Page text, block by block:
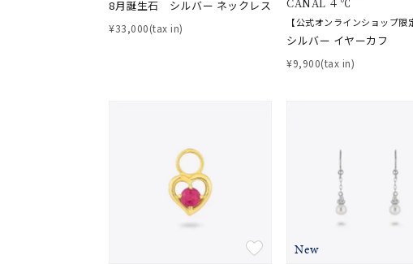
8月誕生石 シルバー ネックレス
¥33,000(tax in)
CANAL ４℃
【公式オンラインショップ限
シルバー イヤーカフ
¥9,900(tax in)
New